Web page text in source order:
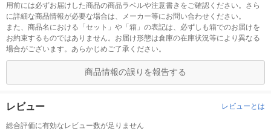
用前には必ずお届けした商品の商品ラベルや注意書きをご確認ください。さら
に詳細な商品情報が必要な場合は、メーカー等にお問い合わせください。
また、商品名における「セット」や「箱」の表記は、必ずしも箱でのお届けを
お約束するものではありません。お届け形態は倉庫の在庫状況等により異なる
場合がございます。あらかじめご了承ください。
商品情報の誤りを報告する
レビュー レビューとは
総合評価に有効なレビュー数が足りません